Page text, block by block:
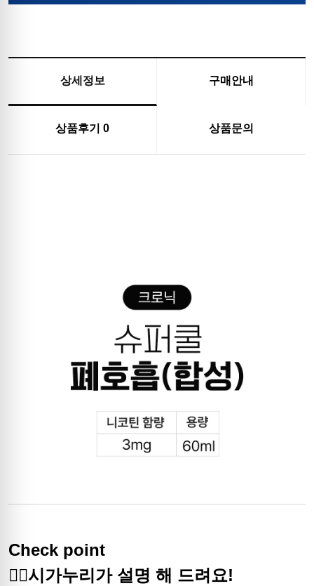
상세정보 구매안내
상품후기 0 상품문의
Check point
🙋‍♀️시가누리가 설명 해 드려요!